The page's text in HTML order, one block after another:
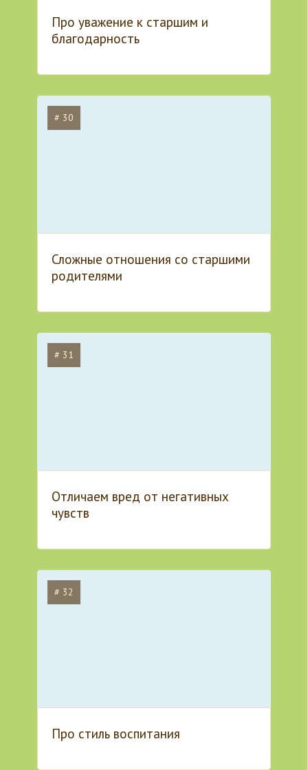
Про уважение к старшим и
благодарность
# 30
Сложные отношения со старшими
родителями
# 31
Отличаем вред от негативных
чувств
# 32
Про стиль воспитания